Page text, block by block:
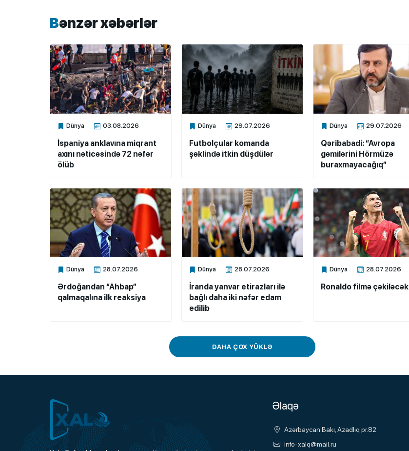
Bənzər xəbərlər
Dünya 03.08.2026
Xalq.Online
İspaniya anklavına miqrant
axını nəticəsində 72 nəfər
ölüb
Dünya 29.07.2026
Xalq.Online
Futbolçular komanda
şəklində itkin düşdülər
Dünya 29.07.2026
Xalq.Online
Qəribabadi: “Avropa
gəmilərini Hörmüzə
buraxmayacağıq”
Dünya 28.07.2026
Xalq.Online
Ərdoğandan “Ahbap”
qalmaqalına ilk reaksiya
Dünya 28.07.2026
Xalq.Online
İranda yanvar etirazları ilə
bağlı daha iki nəfər edam
edilib
Dünya 28.07.2026
Xalq.Online
Ronaldo filmə çəkiləcək
DAHA ÇOX YÜKLƏ
Əlaqə
Azərbaycan Bakı, Azadlıq pr.82
info-xalq@mail.ru